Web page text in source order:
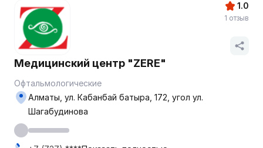
Медицинский центр "ZERE"
Офтальмологические
Алматы, ул. Кабанбай батыра, 172, угол ул.
Шагабудинова
1.0
1 отзыв